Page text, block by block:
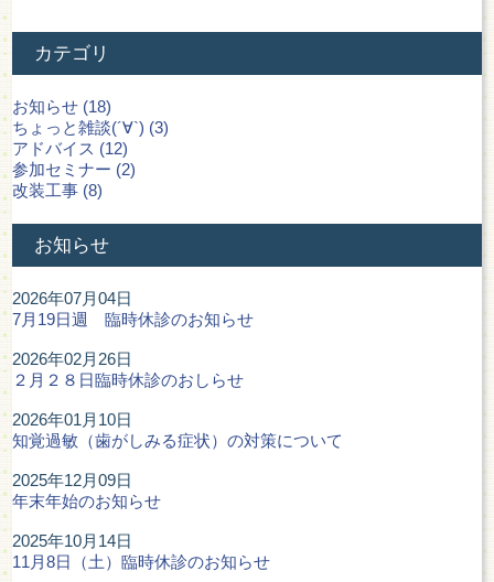
カテゴリ
お知らせ (18)
ちょっと雑談(´∀`) (3)
アドバイス (12)
参加セミナー (2)
改装工事 (8)
お知らせ
2026年07月04日
7月19日週 臨時休診のお知らせ
2026年02月26日
２月２８日臨時休診のおしらせ
2026年01月10日
知覚過敏（歯がしみる症状）の対策について
2025年12月09日
年末年始のお知らせ
2025年10月14日
11月8日（土）臨時休診のお知らせ